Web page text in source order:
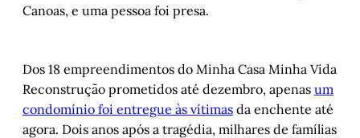
Canoas, e uma pessoa foi presa.
Dos 18 empreendimentos do Minha Casa Minha Vida
Reconstrução prometidos até dezembro, apenas um
condomínio foi entregue às vítimas da enchente até
agora. Dois anos após a tragédia, milhares de famílias